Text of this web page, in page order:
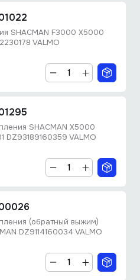
SHACMAN F3000 X5000
VALMO
SHACMAN X5000
DZ93189160359 VALMO
(обратный выжим)
DZ9114160034 VALMO